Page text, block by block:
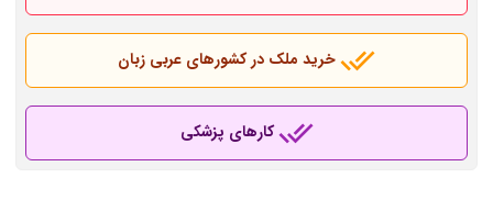
خرید ملک در کشورهای عربی زبان
کارهای پزشکی